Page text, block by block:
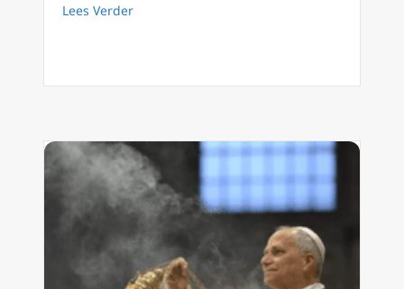
Lees Verderabout SSPX en Rome: een half-eeuw van